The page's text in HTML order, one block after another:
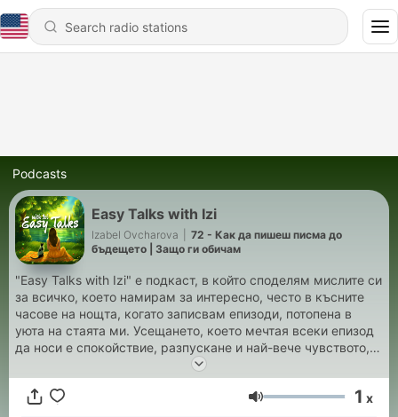
Podcasts
Easy Talks with Izi
Izabel Ovcharova
72 - Как да пишеш писма до
бъдещето | Защо ги обичам
"Easy Talks with Izi" е подкаст, в който споделям мислите си
за всичко, което намирам за интересно, често в късните
часове на нощта, когато записвам епизоди, потопена в
уюта на стаята ми. Усещането, което мечтая всеки епизод
да носи е спокойствие, разпускане и най-вече чувството,
което изпитваш, докато говориш с любим човек, който те
разбира. Приятно слушане! ^^
Volume 1 x